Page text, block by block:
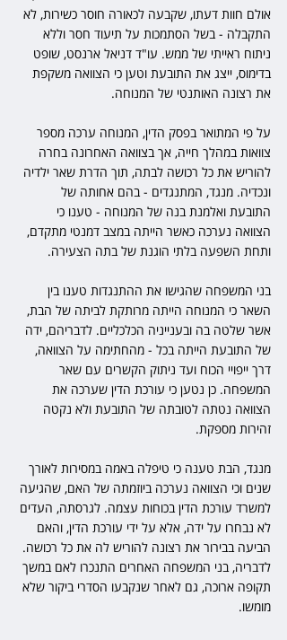
אולם חוות דעתו, שקבעה לכאורה חוסר כשירות, לא
התקבלה - בשל הסתמכות על תיעוד חסר וללא
ניתוח ראייתי של ממש. עו"ד דניאל ארנסט, שופט
בדימוס, ייצג את התובעת וטען כי הצוואה משקפת
את רצונה האותנטי של המנוחה.
על פי המתואר בפסק הדין, המנוחה ערכה מספר
צוואות במהלך חייה, אך בצוואה האחרונה בחרה
להוריש את כל רכושה לבתה, תוך הדרת שאר ילדיה
ונכדיה. מנגד, המתנגדים - בהם אחותה של
התובעת ואלמנת בנה של המנוחה - טענו כי
הצוואה נערכה כאשר הייתה במצב דמנטי מתקדם,
ותחת השפעה בלתי הוגנת של בתה הצעירה.
בני המשפחה שהגישו את ההתנגדות טענו בין
השאר כי המנוחה הייתה מרותקת לביתה של הבת,
אשר שלטה בה ובענייניה הכלכליים. לדבריהם, ידה
של התובעת הייתה בכל - מהחתימה על הצוואה,
דרך ייפויי הכוח ועד ניתוק הקשרים עם שאר
המשפחה. כן נטען כי עורכת הדין שערכה את
הצוואה נטתה לטובתה של התובעת ולא נקטה
זהירות מספקת.
מנגד, הבת טענה כי טיפלה באמה במסירות לאורך
שנים וכי הצוואה נערכה ביוזמתה של האם, שהגיעה
למשרד עורכת הדין בכוחות עצמה. לגרסתה, העדים
לא נבחרו על ידה, אלא על ידי עורכת הדין, והאם
הביעה בבירור את רצונה להוריש לה את כל רכושה.
לדבריה, בני המשפחה האחרים התנכרו לאם במשך
תקופה ארוכה, גם לאחר שנקבעו הסדרי ביקור שלא
מומשו.